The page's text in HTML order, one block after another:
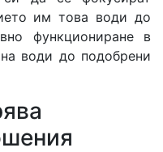
им това води до
функциониране в
води до подобрени